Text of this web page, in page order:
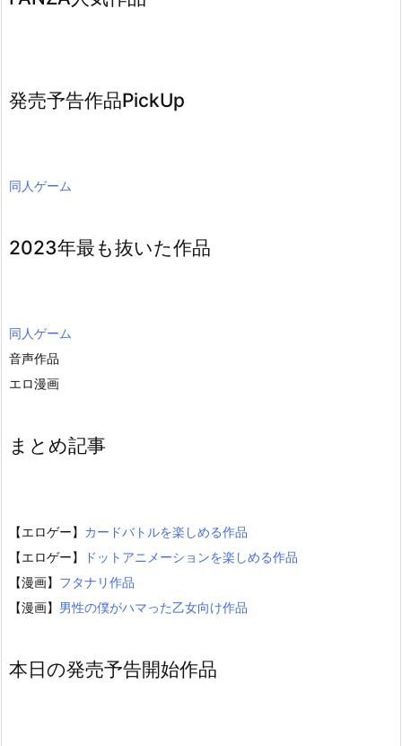
発売予告作品PickUp
同人ゲーム
2023年最も抜いた作品
同人ゲーム
音声作品
エロ漫画
まとめ記事
【エロゲー】 カードバトルを楽しめる作品
【エロゲー】
ドットアニメーションを楽しめる作品
【漫画】 フタナリ作品
【漫画】 男性の僕がハマった乙女向け作品
本日の発売予告開始作品